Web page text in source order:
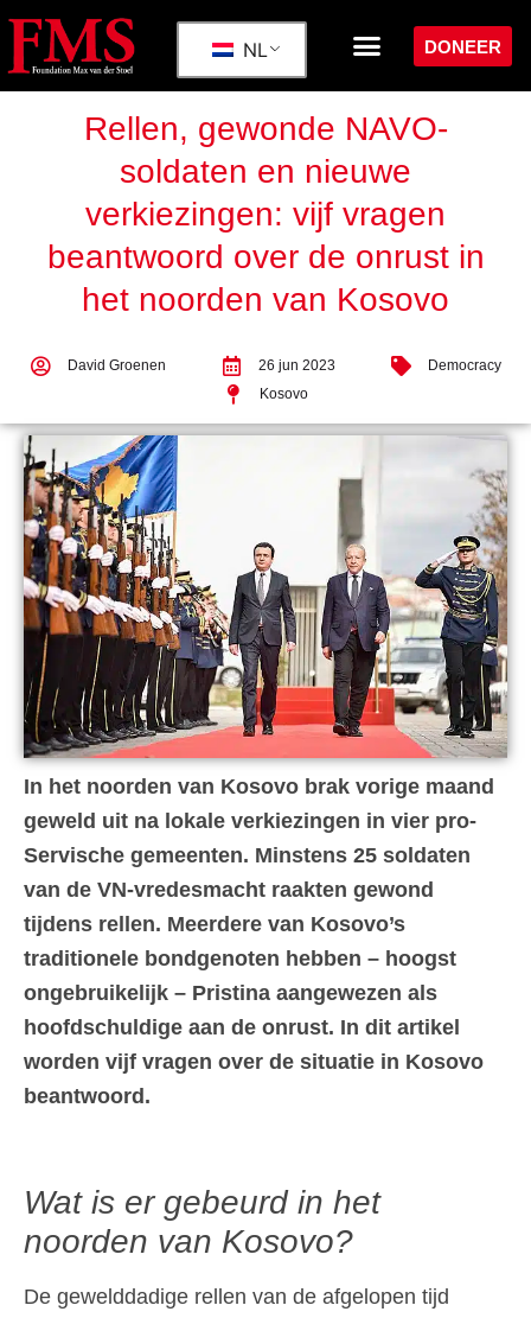
NL DONEER
Rellen, gewonde NAVO-
soldaten en nieuwe
verkiezingen: vijf vragen
beantwoord over de onrust in
het noorden van Kosovo
David Groenen 26 jun 2023
Democracy
Kosovo
In het noorden van Kosovo brak vorige maand
geweld uit na lokale verkiezingen in vier pro-
Servische gemeenten. Minstens 25 soldaten
van de VN-vredesmacht raakten gewond
tijdens rellen. Meerdere van Kosovo’s
traditionele bondgenoten hebben – hoogst
ongebruikelijk – Pristina aangewezen als
hoofdschuldige aan de onrust. In dit artikel
worden vijf vragen over de situatie in Kosovo
beantwoord.
Wat is er gebeurd in het
noorden van Kosovo?
De gewelddadige rellen van de afgelopen tijd